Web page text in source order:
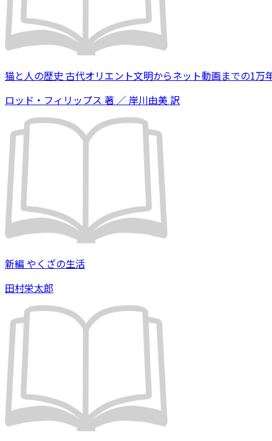
猫と人の歴史 古代オリエント文明からネット動画までの1万
ロッド・フィリップス 著 ／ 岸川由美 訳
新編 やくざの生活
田村栄太郎